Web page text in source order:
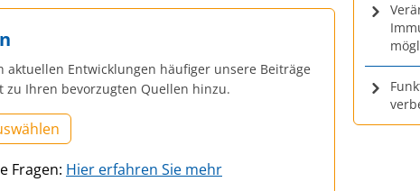
aktuellen Entwicklungen häufiger unsere Beiträge
zu Ihren bevorzugten Quellen hinzu.
Fragen: Hier erfahren Sie mehr